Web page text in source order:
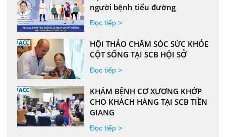
người bệnh tiểu đường
Đọc tiếp >
HỘI THẢO CHĂM SÓC SỨC KHỎE
CỘT SỐNG TẠI SCB HỘI SỞ
Đọc tiếp >
KHÁM BỆNH CƠ XƯƠNG KHỚP
CHO KHÁCH HÀNG TẠI SCB TIỀN
GIANG
Đọc tiếp >